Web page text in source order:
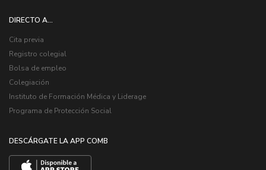
DIRECTO A...
Cita previa
Registro colegial
Bolsa de empleo
Colegiación
Instituto de Formación Médica y Liderage
Programa de Protección Social
DESCÁRGATE LA APP COMB